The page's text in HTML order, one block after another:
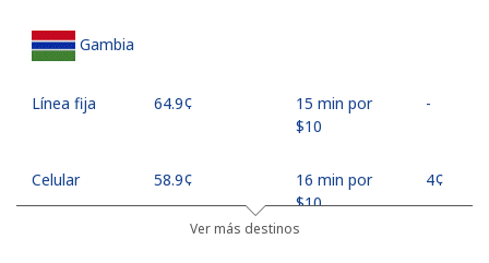
Gambia
Línea fija ⁦64.9¢⁩
15 min por
⁦$10⁩
-
Celular ⁦58.9¢⁩
16 min por
⁦$10⁩
⁦4¢⁩
Ver más destinos